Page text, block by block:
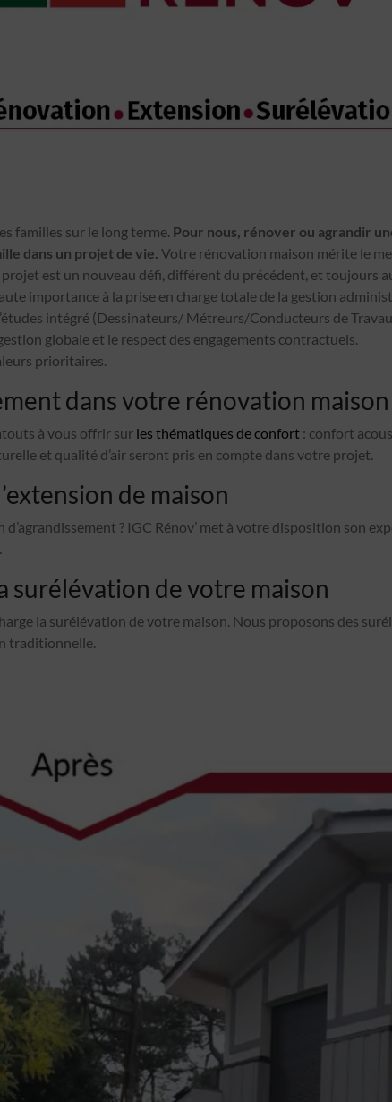
familles sur le long terme. Pour nous, rénover ou agrandir
dans un projet de vie. Votre rénovation maison mérite le
projet est un nouveau défi, différent du précédent, et toujours
importance à la prise en charge totale de la gestion
intégré (Dessinateurs/ Métreurs/Conducteurs de
globale et le respect des engagements contractuels.
prioritaires.
dans votre rénovation maison
à vous offrir sur les thématiques de confort : confort
et qualité d’air seront pris en compte dans votre projet.
de maison
d’agrandissement ? IGC Rénov’ met à votre disposition son
surélévation de votre maison
la surélévation de votre maison. Nous proposons des
traditionnelle.